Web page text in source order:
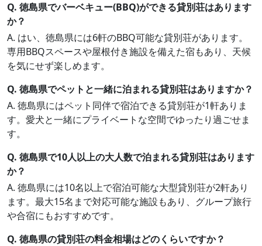
Q. 徳島県でバーベキュー(BBQ)ができる貸別荘はあります
か？
A. はい、徳島県には6軒のBBQ可能な貸別荘があります。
専用BBQスペースや屋根付き施設を備えた宿もあり、天候
を気にせず楽しめます。
Q. 徳島県でペットと一緒に泊まれる貸別荘はありますか？
A. 徳島県にはペット同伴で宿泊できる貸別荘が1軒ありま
す。愛犬と一緒にプライベートな空間でゆったり過ごせま
す。
Q. 徳島県で10人以上の大人数で泊まれる貸別荘はあります
か？
A. 徳島県には10名以上で宿泊可能な大型貸別荘が2軒あり
ます。最大15名まで対応可能な施設もあり、グループ旅行
や合宿にもおすすめです。
Q. 徳島県の貸別荘の料金相場はどのくらいですか？